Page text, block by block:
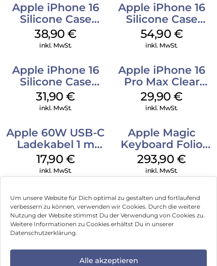
Um unsere Website für Dich optimal zu gestalten und fortlaufend
verbessern zu können, verwenden wir Cookies. Durch die weitere
Nutzung der Website stimmst Du der Verwendung von Cookies zu.
Weitere Informationen zu Cookies erhältst Du in unserer
Datenschutzerklärung.
Alle akzeptieren
Apple iPhone 16
Silicone Case
MagSafe
Ultramarine
38,90€
inkl. MwSt.
Apple iPhone 16
Silicone Case
MagSafe Black
54,90 €
inkl. MwSt.
Apple iPhone 16
Silicone Case
MagSafe Fuchsia
31,90€
inkl. MwSt.
Apple iPhone 16
Pro Max Clear
Case MagSafe
Transparent
29,90€
inkl. MwSt.
Apple 60W USB-C
Ladekabel 1 m
Weiß
17,90 €
inkl. MwSt.
Apple Magic
Keyboard Folio
iPad 10.9″ (10.Gen.)
Weiß
293,90€
inkl. MwSt.
Impressum
Können wir Dir behilflich sein?